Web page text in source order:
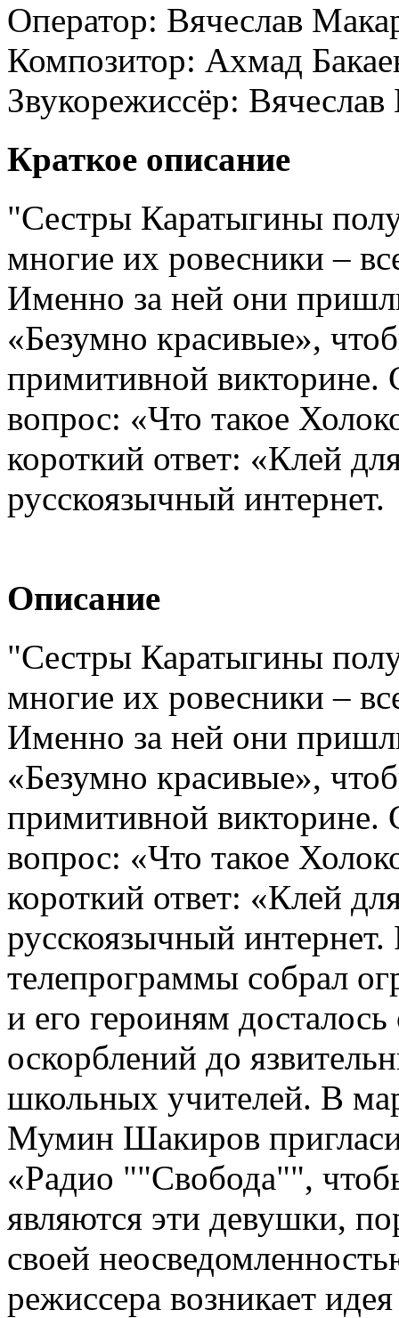
Оператор: Вячеслав
Композитор: Ахмад
Звукорежиссёр: Вячеслав
Краткое описание
"Cестры Каратыгины
многие их ровесники –
Именно за ней они
«Безумно красивые»,
примитивной викторине.
вопрос: «Что такое
короткий ответ: «Клей
русскоязычный интернет.
Описание
"Cестры Каратыгины
многие их ровесники –
Именно за ней они
«Безумно красивые»,
примитивной викторине.
вопрос: «Что такое
короткий ответ: «Клей
русскоязычный
телепрограммы собрал
и его героиням
оскорблений до
школьных учителей. В
Мумин Шакиров
«Радио ""Свобода"",
являются эти девушки,
своей
режиссера возникает